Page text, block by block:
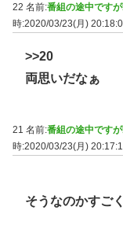
22 名前:番組の途中です
時:2020/03/23(月)
>>20
両思いだなぁ
21 名前:番組の途中です
時:2020/03/23(月)
そうなのかすご